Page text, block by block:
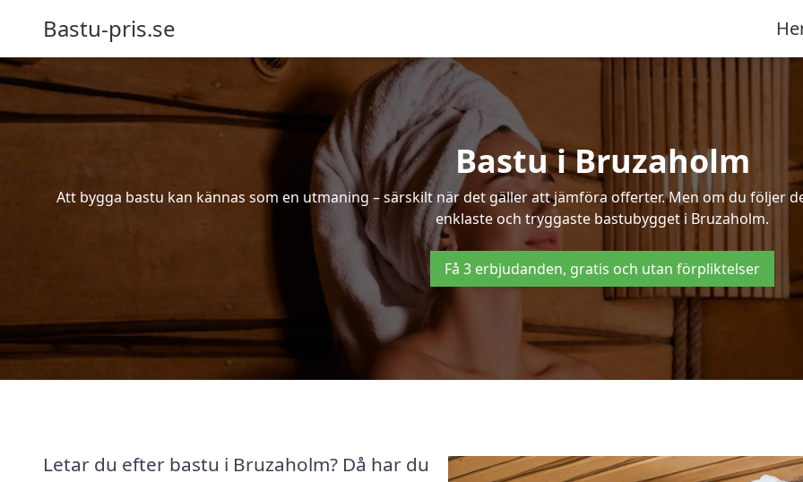
Bastu-pris.se
Bastu i Bruzaholm
Att bygga bastu kan kännas som en utmaning – särskilt när det gäller att jämföra offerter. Men om du följer
enklaste och tryggaste bastubygget i Bruzaholm.
Få 3 erbjudanden, gratis och utan förpliktelser
Letar du efter bastu i Bruzaholm? Då har du